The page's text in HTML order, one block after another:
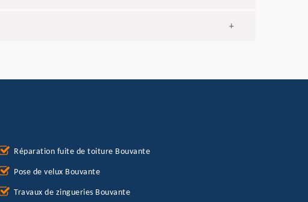
+
Réparation fuite de toiture Bouvante
Pose de velux Bouvante
Travaux de zingueries Bouvante